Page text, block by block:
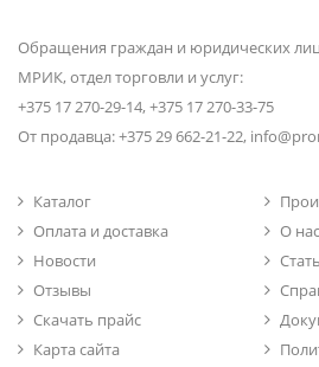
Обращения граждан и юридических
МРИК, отдел торговли и услуг:
+375 17 270-29-14, +375 17 270-33-75
От продавца: +375 29 662-21-22,
Каталог
Оплата и доставка
О нас
Новости
Отзывы
Скачать прайс
Карта сайта